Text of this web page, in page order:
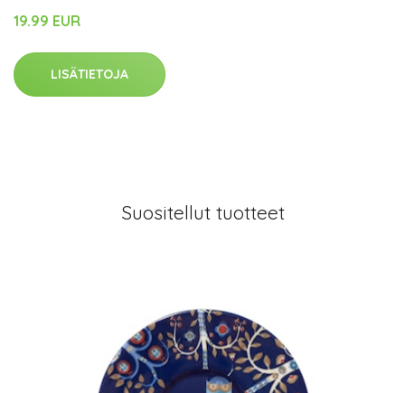
19.99 EUR
LISÄTIETOJA
Suositellut tuotteet